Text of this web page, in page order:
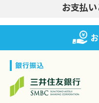
お支払
銀行振込